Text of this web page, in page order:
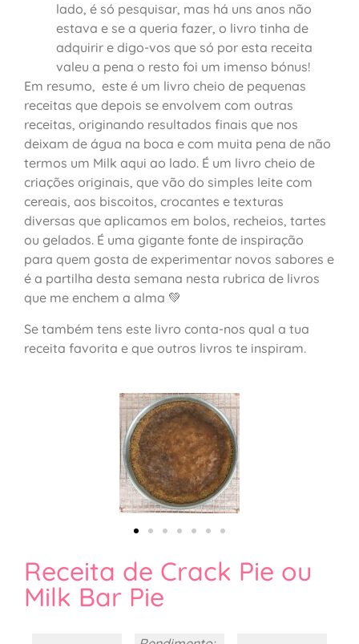
lado, é só pesquisar, mas há uns anos não
estava e se a queria fazer, o livro tinha de
adquirir e digo-vos que só por esta receita
valeu a pena o resto foi um imenso bónus!
Em resumo, este é um livro cheio de pequenas
receitas que depois se envolvem com outras
receitas, originando resultados finais que nos
deixam de água na boca e com muita pena de não
termos um Milk aqui ao lado. É um livro cheio de
criações originais, que vão do simples leite com
cereais, aos biscoitos, crocantes e texturas
diversas que aplicamos em bolos, recheios, tartes
ou gelados. É uma gigante fonte de inspiração
para quem gosta de experimentar novos sabores e
é a partilha desta semana nesta rubrica de livros
que me enchem a alma 💚
Se também tens este livro conta-nos qual a tua
receita favorita e que outros livros te inspiram.
Receita de Crack Pie ou
Milk Bar Pie